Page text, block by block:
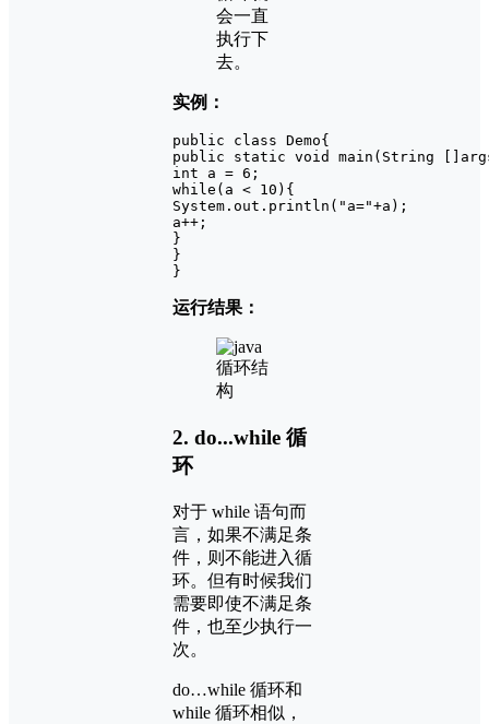
会一直
执行下
去。
实例：
public class Demo{
public static void main(String
int a = 6;
while(a < 10){
System.out.println("a="+a);
a++;
}
}
}
运行结果：
2. do...while 循
环
对于 while 语句而
言，如果不满足条
件，则不能进入循
环。但有时候我们
需要即使不满足条
件，也至少执行一
次。
do…while 循环和
while 循环相似，